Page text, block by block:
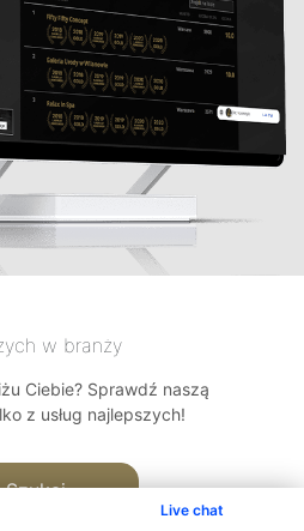
Live chat
w branży
Ciebie? Sprawdź naszą
z usług najlepszych!
Szukaj